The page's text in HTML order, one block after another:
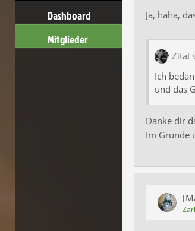
Dashboard
Mitglieder
Ja, haha,
Zitat
Ich
und das
Danke dir
Im Grunde